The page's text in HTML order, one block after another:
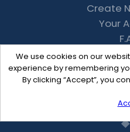
We use cookies on our
experience by remembering
By clicking “Accept”, you
Create
Your